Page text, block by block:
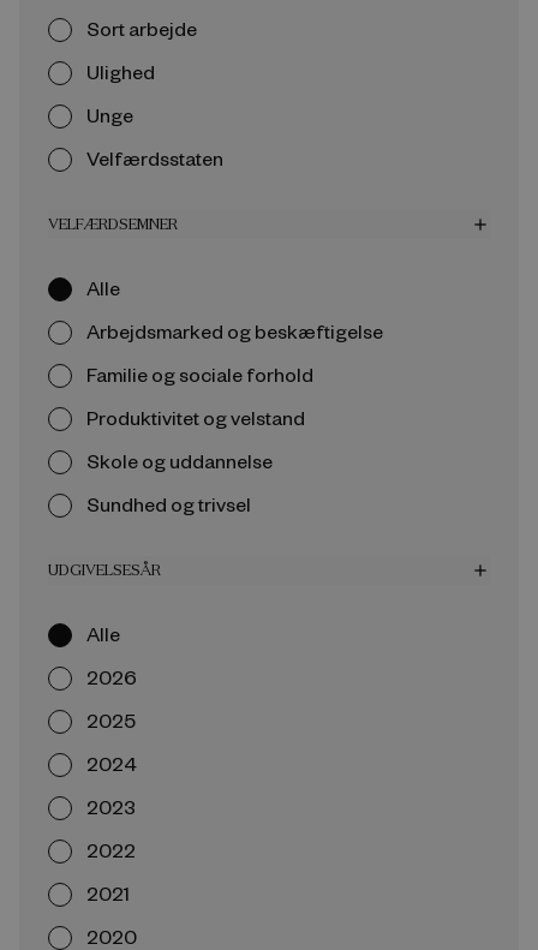
Sort arbejde
Ulighed
Unge
Velfærdsstaten
VELFÆRDSEMNER add
Alle
Arbejdsmarked og beskæftigelse
Familie og sociale forhold
Produktivitet og velstand
Skole og uddannelse
Sundhed og trivsel
UDGIVELSESÅR add
Alle
2026
2025
2024
2023
2022
2021
2020